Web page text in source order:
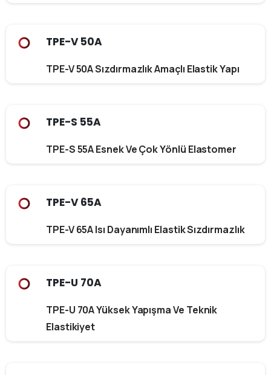
TPE-V 50A
TPE-V 50A Sızdırmazlık Amaçlı Elastik Yapı
TPE-S 55A
TPE-S 55A Esnek Ve Çok Yönlü Elastomer
TPE-V 65A
TPE-V 65A Isı Dayanımlı Elastik Sızdırmazlık
TPE-U 70A
TPE-U 70A Yüksek Yapışma Ve Teknik
Elastikiyet